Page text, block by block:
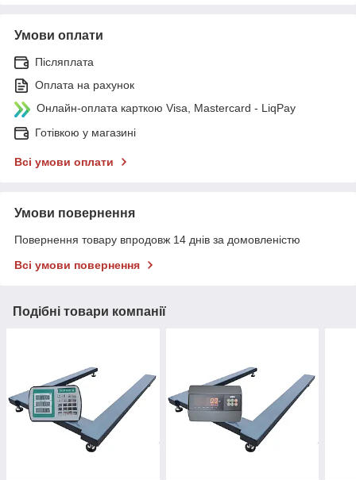
Умови оплати
Післяплата
Оплата на рахунок
Онлайн-оплата карткою Visa, Mastercard - LiqPay
Готівкою у магазині
Всі умови оплати
Умови повернення
Повернення товару впродовж 14 днів за домовленістю
Всі умови повернення
Подібні товари компанії